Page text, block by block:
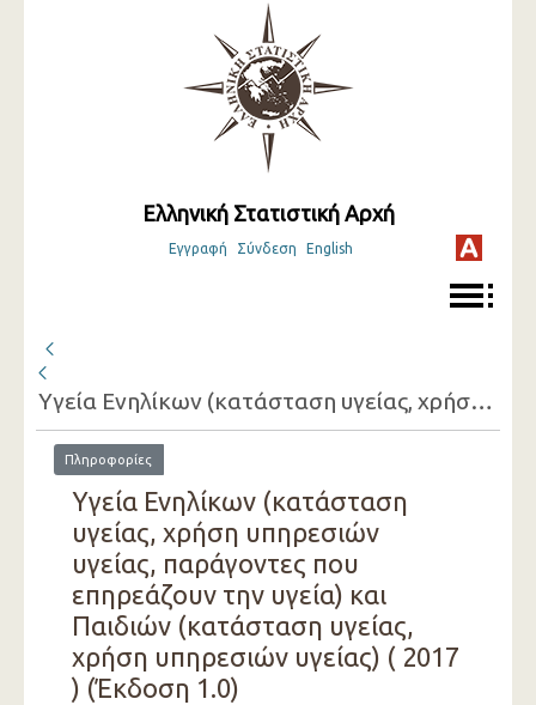
Ελληνική Στατιστική Αρχή
Εγγραφή Σύνδεση English
Υγεία Ενηλίκων (κατάσταση υγείας, χρήση υπηρεσιών υγείας, παράγοντες που επηρεάζουν την υγεία) και Παιδιών (κατάσταση υγείας, χρήση υπηρεσιών υγείας) ( 2017 )
Πληροφορίες
Υγεία Ενηλίκων (κατάσταση
υγείας, χρήση υπηρεσιών
υγείας, παράγοντες που
επηρεάζουν την υγεία) και
Παιδιών (κατάσταση υγείας,
χρήση υπηρεσιών υγείας) ( 2017
) (Έκδοση 1.0)